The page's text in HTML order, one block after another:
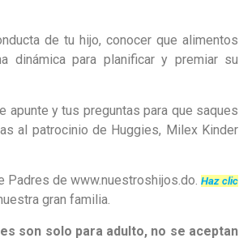
de tu hijo, conocer que alimentos
dinámica para planificar y premiar su
apunte y tus preguntas para que saques
al patrocinio de Huggies, Milex Kinder
Padres de www.nuestroshijos.do. Haz clic
gran familia.
son solo para adulto, no se aceptan